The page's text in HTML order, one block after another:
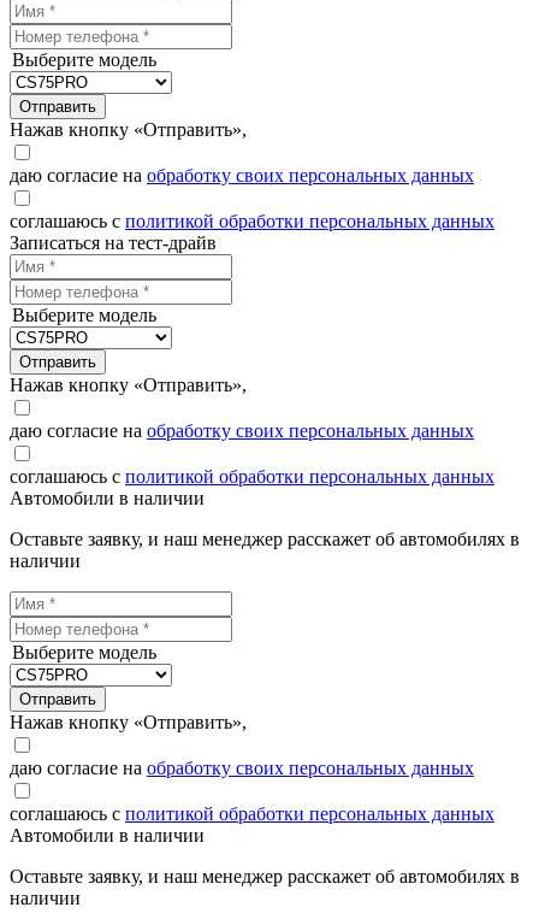
Выберите модель
Отправить
Нажав кнопку «Отправить»,
даю согласие на обработку своих персональных данных
соглашаюсь с политикой обработки персональных данных
Записаться на тест-драйв
Выберите модель
Отправить
Нажав кнопку «Отправить»,
даю согласие на обработку своих персональных данных
соглашаюсь с политикой обработки персональных данных
Автомобили в наличии
Оставьте заявку, и наш менеджер расскажет об автомобилях в
наличии
Выберите модель
Отправить
Нажав кнопку «Отправить»,
даю согласие на обработку своих персональных данных
соглашаюсь с политикой обработки персональных данных
Автомобили в наличии
Оставьте заявку, и наш менеджер расскажет об автомобилях в
наличии